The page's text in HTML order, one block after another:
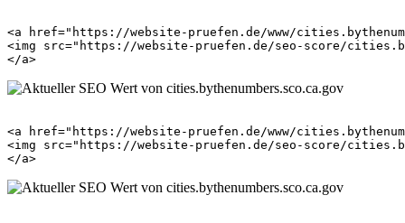
<a href="https://website-pruefen.de/www/
<img src="https://website-pruefen.de/seo-score/
<a href="https://website-pruefen.de/www/
<img src="https://website-pruefen.de/seo-score/